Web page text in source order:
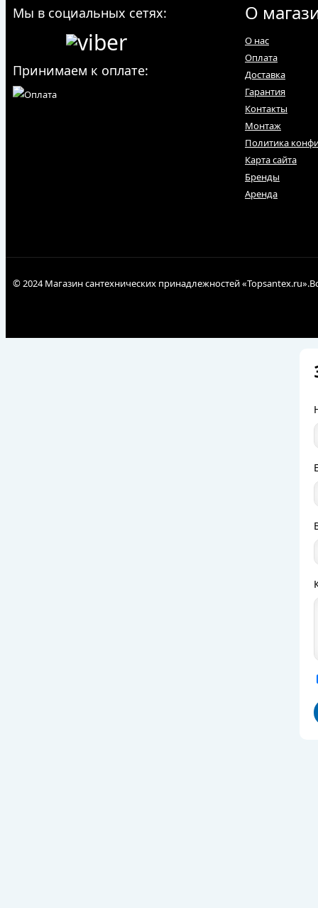
Мы в социальных сетях:
Принимаем к оплате:
О
О нас
Оплата
Доставка
Гарантия
Контакты
Монтаж
Политика
Карта сайта
Бренды
Аренда
© 2024 Магазин сантехнических принадлежностей